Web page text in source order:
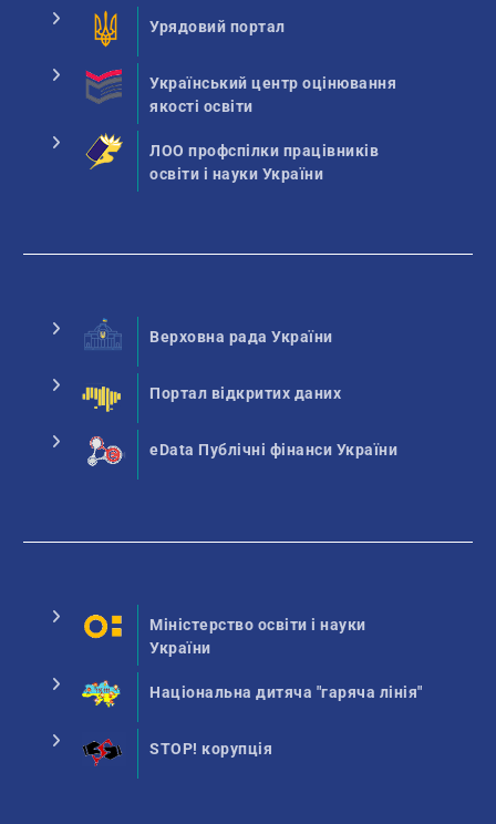
Урядовий портал
Український центр оцінювання
якості освіти
ЛОО профспілки працівників
освіти і науки України
Верховна рада України
Портал відкритих даних
eData Публічні фінанси України
Міністерство освіти і науки
України
Національна дитяча "гаряча лінія"
STOP! корупція